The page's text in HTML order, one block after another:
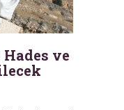
Hades ve